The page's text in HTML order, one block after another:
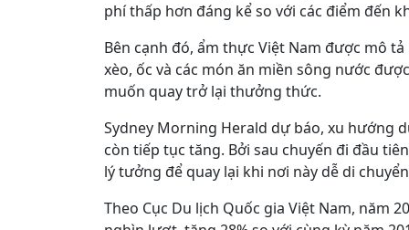
phí thấp hơn đáng kể so với các điểm đến
Bên cạnh đó, ẩm thực Việt Nam được mô
xèo, ốc và các món ăn miền sông nước
muốn quay trở lại thưởng thức.
Sydney Morning Herald dự báo, xu hướng
còn tiếp tục tăng. Bởi sau chuyến đi đầu
lý tưởng để quay lại khi nơi này dễ di
Theo Cục Du lịch Quốc gia Việt Nam, năm